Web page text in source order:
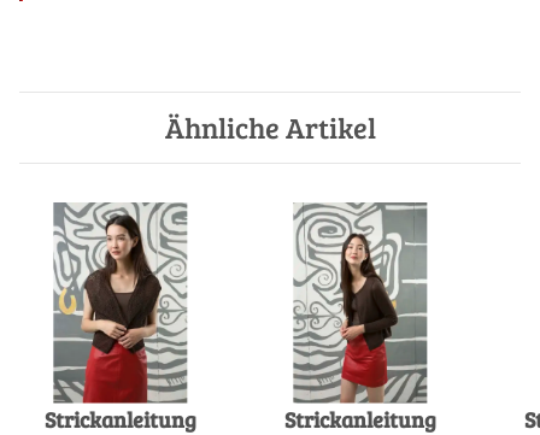
Ähnliche Artikel
Strickanleitung
Strickanleitung